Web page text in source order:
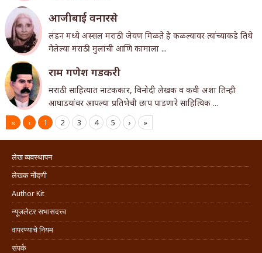
आजीबाई वनारसे
लंडन मध्ये अस्सल मराठी जेवण मिळते हे कळल्यावर त्यांच्याकडे तिथे
गेलेल्या मराठी मुलांची आणि कामाला ...
राम गणेश गडकरी
मराठी साहित्यात नाटककार, विनोदी लेखक व कवी अशा तिन्ही
आघाडयांवर आपल्या प्रतिभेची छाप पाडणारे साहित्यिक ...
« ‹ 1 2 3 4 5 › »
लेख व्यवस्थापन
लेखक नोंदणी
Author Kit
न्यूजलेटर सभासदत्त्व
वापरण्याचे नियम
संपर्क